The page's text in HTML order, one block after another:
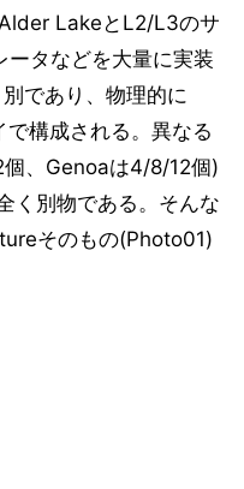
LakeとL2/L3のサ
ータなどを大量に実装
であり、物理的に
構成される。異なる
、Genoaは4/8/12個)
く別物である。そんな
そのもの(Photo01)